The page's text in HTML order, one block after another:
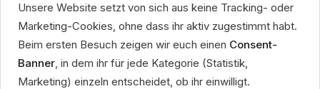
Unsere Website setzt von sich aus keine Tracking- oder
Marketing-Cookies, ohne dass ihr aktiv zugestimmt habt.
Beim ersten Besuch zeigen wir euch einen Consent-
Banner, in dem ihr für jede Kategorie (Statistik,
Marketing) einzeln entscheidet, ob ihr einwilligt.